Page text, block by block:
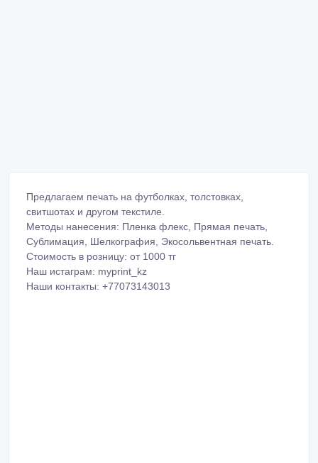
Предлагаем печать на футболках, толстовках,
свитшотах и другом текстиле.
Методы нанесения: Пленка флекс, Прямая печать,
Сублимация, Шелкография, Экосольвентная печать.
Стоимость в розницу: от 1000 тг
Наш истаграм: myprint_kz
Наши контакты: +77073143013